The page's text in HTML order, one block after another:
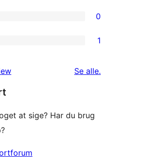
0
1
Se alleanmeldelser
.
at sige? Har du brug